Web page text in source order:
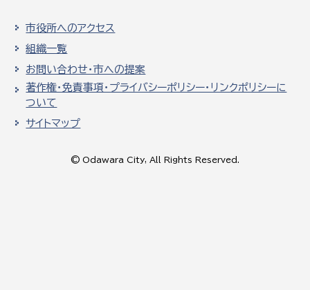
市役所へのアクセス
組織一覧
お問い合わせ・市への提案
著作権・免責事項・プライバシーポリシー・リンクポリシーに
ついて
サイトマップ
© Odawara City, All Rights Reserved.